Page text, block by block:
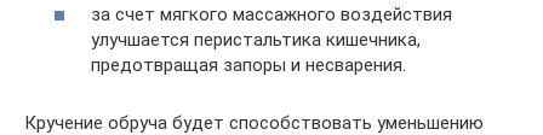
за счет мягкого массажного воздействия
улучшается перистальтика кишечника,
предотвращая запоры и несварения.
Кручение обруча будет способствовать уменьшению